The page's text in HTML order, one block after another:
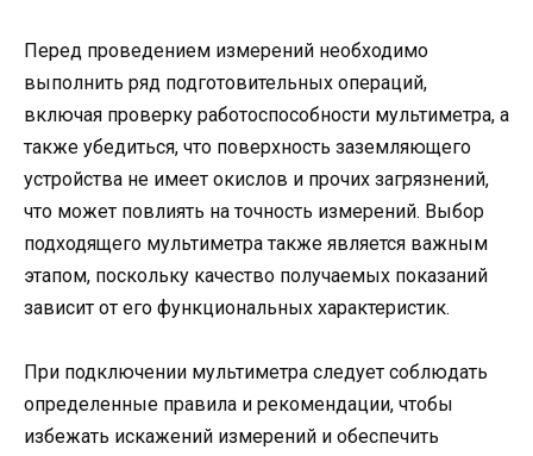
Перед проведением измерений необходимо
выполнить ряд подготовительных операций,
включая проверку работоспособности мультиметра, а
также убедиться, что поверхность заземляющего
устройства не имеет окислов и прочих загрязнений,
что может повлиять на точность измерений. Выбор
подходящего мультиметра также является важным
этапом, поскольку качество получаемых показаний
зависит от его функциональных характеристик.
При подключении мультиметра следует соблюдать
определенные правила и рекомендации, чтобы
избежать искажений измерений и обеспечить